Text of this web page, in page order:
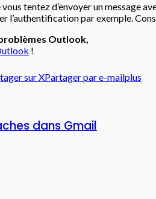
vous tentez d’envoyer un
l’authentification par exemple.
Outlook,
!
sur XPartager par e-mailplus
dans Gmail